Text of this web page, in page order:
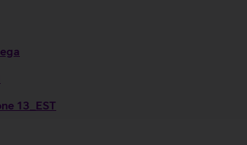
13_EST